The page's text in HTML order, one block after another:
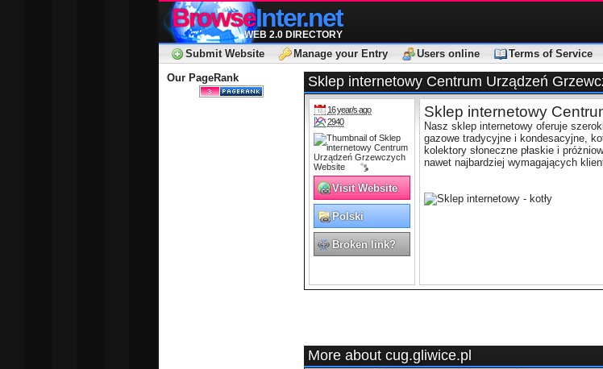
BrowseInter.net
WEB 2.0 DIRECTORY
Submit Website
Manage your Entry Users online Terms of Service
Our PageRank
Sklep internetowy Centrum Urządzeń
16 year/s ago
2940
Visit Website
Polski
Broken link?
Sklep internetowy
Nasz sklep internetowy oferuje
gazowe tradycyjne i kondesacyjne,
kolektory słoneczne płaskie i
nawet najbardziej wymagających
More about cug.gliwice.pl